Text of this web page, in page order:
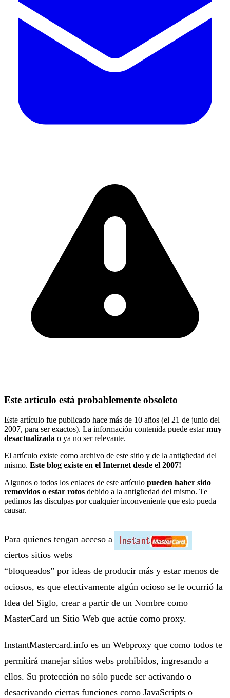
Este artículo está probablemente obsoleto
Este artículo fue publicado hace más de 10 años (el 21 de junio del
2007, para ser exactos). La información contenida puede estarmuy
desactualizada o ya no ser relevante.
El artículo existe como archivo de este sitio y de la antigüedad del
mismo. Este blog existe en el Internet desde el 2007!
Algunos o todos los enlaces de este artículo pueden haber sido
removidos o estar rotos debido a la antigüedad del mismo. Te
pedimos las disculpas por cualquier inconveniente que esto pueda
causar.
Para quienes tengan acceso a
ciertos sitios webs
“bloqueados” por ideas de producir más y estar menos de
ociosos, es que efectivamente algún ocioso se le ocurrió la
Idea del Siglo, crear a partir de un Nombre como
MasterCard un Sitio Web que actúe como proxy.
InstantMastercard.info es un Webproxy que como todos te
permitirá manejar sitios webs prohibidos, ingresando a
ellos. Su protección no sólo puede ser activando o
desactivando ciertas funciones como JavaScripts o